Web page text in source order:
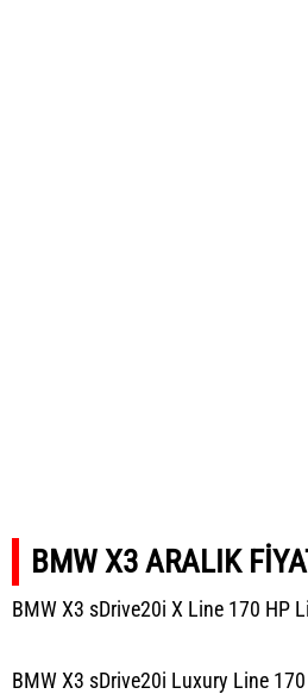
BMW X3 ARALIK
BMW X3 sDrive20i X Line 170 HP
BMW X3 sDrive20i Luxury Line